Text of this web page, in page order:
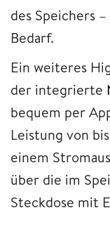
des Speichers
Bedarf.
Ein weiteres
der integrierte
bequem per
Leistung von
einem
über die im
Steckdose mit